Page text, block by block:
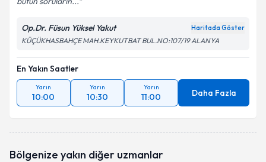
Op.Dr. Füsun Yüksel Yakut Haritada Göster
KÜÇÜKHASBAHÇE MAH.KEYKUTBAT BUL.NO:107/19 ALANYA
En Yakın Saatler
Yarın
10:00
Yarın
10:30
Yarın
11:00 Daha Fazla
Bölgenize yakın diğer uzmanlar